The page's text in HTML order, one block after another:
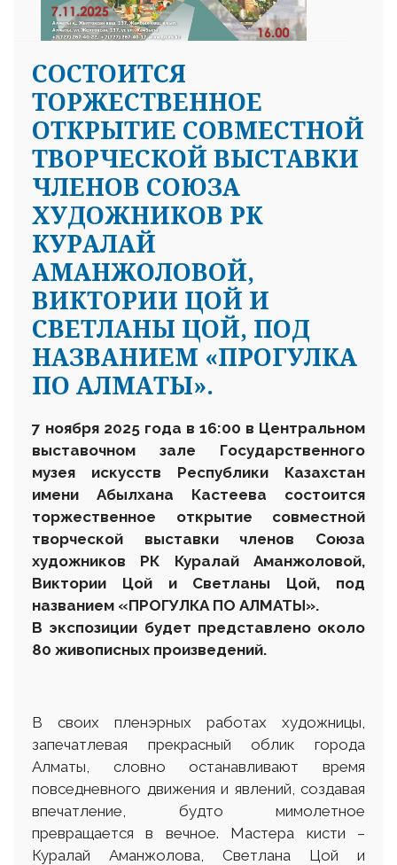
СОСТОИТСЯ
ТОРЖЕСТВЕННОЕ
ОТКРЫТИЕ СОВМЕСТНОЙ
ТВОРЧЕСКОЙ ВЫСТАВКИ
ЧЛЕНОВ СОЮЗА
ХУДОЖНИКОВ РК
КУРАЛАЙ
АМАНЖОЛОВОЙ,
ВИКТОРИИ ЦОЙ И
СВЕТЛАНЫ ЦОЙ, ПОД
НАЗВАНИЕМ «ПРОГУЛКА
ПО АЛМАТЫ».
7 ноября 2025 года в 16:00 в Центральном
выставочном зале Государственного
музея искусств Республики Казахстан
имени Абылхана Кастеева состоится
торжественное открытие совместной
творческой выставки членов Союза
художников РК Куралай Аманжоловой,
Виктории Цой и Светланы Цой, под
названием «ПРОГУЛКА ПО АЛМАТЫ».
В экспозиции будет представлено около
80 живописных произведений.
В своих пленэрных работах художницы,
запечатлевая прекрасный облик города
Алматы, словно останавливают время
повседневного движения и явлений, создавая
впечатление, будто мимолетное
превращается в вечное. Мастера кисти –
Куралай Аманжолова, Светлана Цой и